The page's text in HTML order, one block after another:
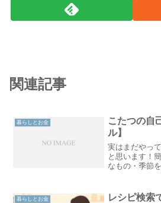
関連記事
暮らしとお金
こたつの自
ル】
実はまだやっ
と思います！
なもの・季節
(1998年生ま
ています。
と2人暮らし
暮らしとお金
レシピ検索